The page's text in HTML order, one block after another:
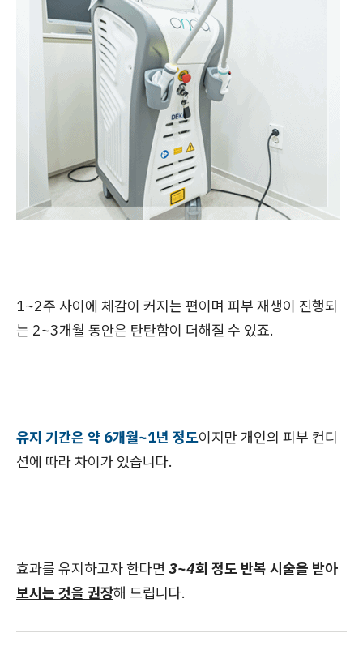
1~2주 사이에 체감이 커지는 편이며 피부 재생이 진행되
는 2~3개월 동안은 탄탄함이 더해질 수 있죠.
유지 기간은 약 6개월~1년 정도이지만 개인의 피부 컨디
션에 따라 차이가 있습니다.
효과를 유지하고자 한다면 3~4회 정도 반복 시술을 받아
보시는 것을 권장해 드립니다.